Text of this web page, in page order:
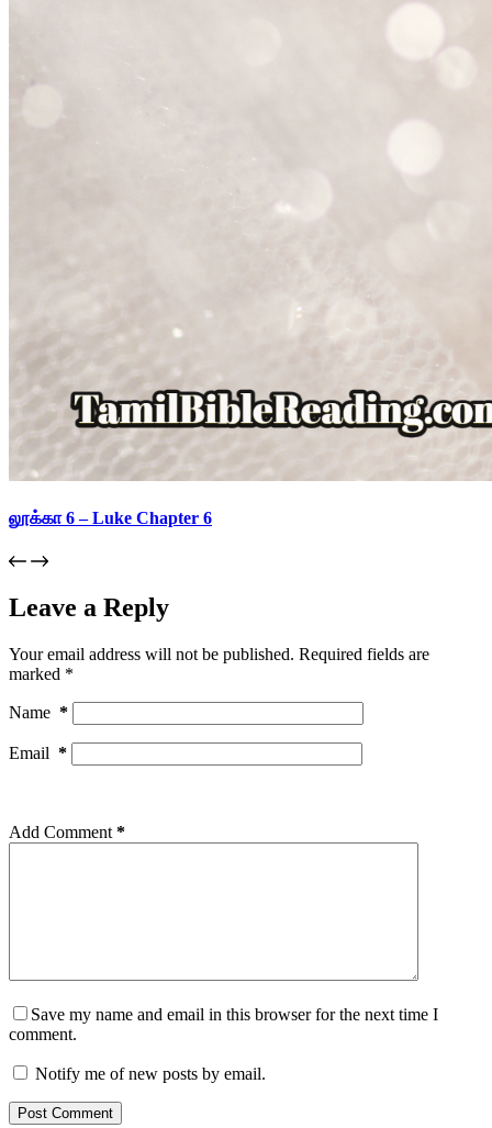
லூக்கா 6 – Luke Chapter 6
Leave a Reply
Your email address will not be published. Required fields are
marked *
Name *
Email *
Add Comment *
Save my name and email in this browser for the next time I
comment.
Notify me of new posts by email.
Post Comment